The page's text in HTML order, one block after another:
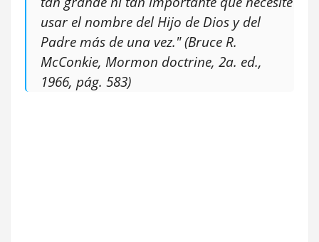
usar el nombre del Hijo de Dios y del
Padre más de una vez." (Bruce R.
McConkie, Mormon doctrine, 2a. ed.,
1966, pág. 583)